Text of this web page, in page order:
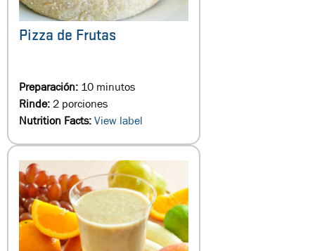
Pizza de Frutas
Preparación: 10 minutos
Rinde:2 porciones
Nutrition Facts:View label